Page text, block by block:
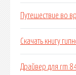
Путешествие во
Скачать книгу
Драйвер для rm